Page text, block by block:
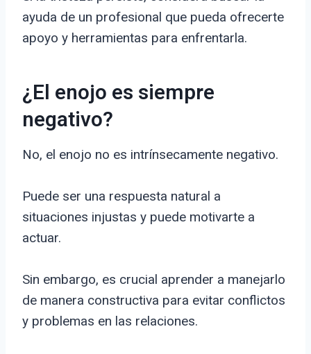
ayuda de un profesional que pueda ofrecerte
apoyo y herramientas para enfrentarla.
¿El enojo es siempre
negativo?
No, el enojo no es intrínsecamente negativo.
Puede ser una respuesta natural a
situaciones injustas y puede motivarte a
actuar.
Sin embargo, es crucial aprender a manejarlo
de manera constructiva para evitar conflictos
y problemas en las relaciones.